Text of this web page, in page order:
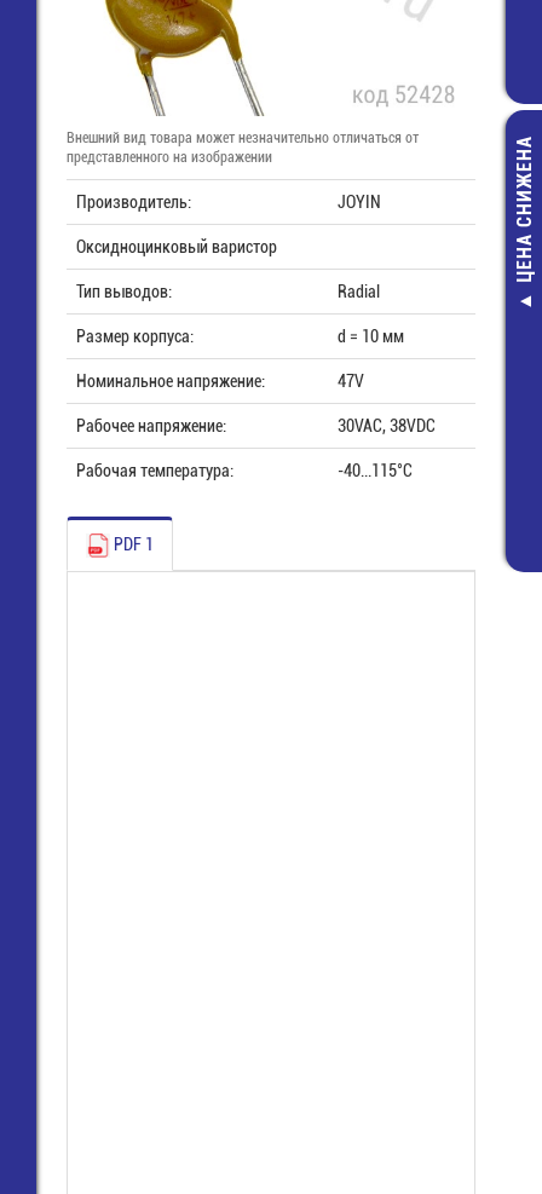
Разъем
плату
ЦЕНА СНИЖЕНА
Внешний вид товара может незначительно отличаться от
представленного на изображении
Производитель: JOYIN
Оксидноцинковый варистор
Тип выводов: Radial
Размер корпуса: d = 10 мм
Номинальное напряжение: 47V
Рабочее напряжение: 30VAC, 38VDC
Рабочая температура: -40...115°C
PDF 1